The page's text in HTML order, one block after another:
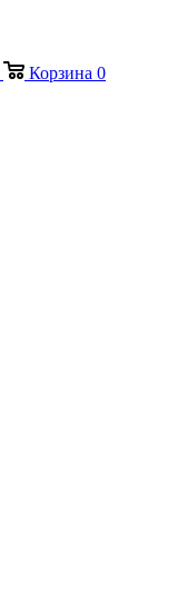
Корзина 0